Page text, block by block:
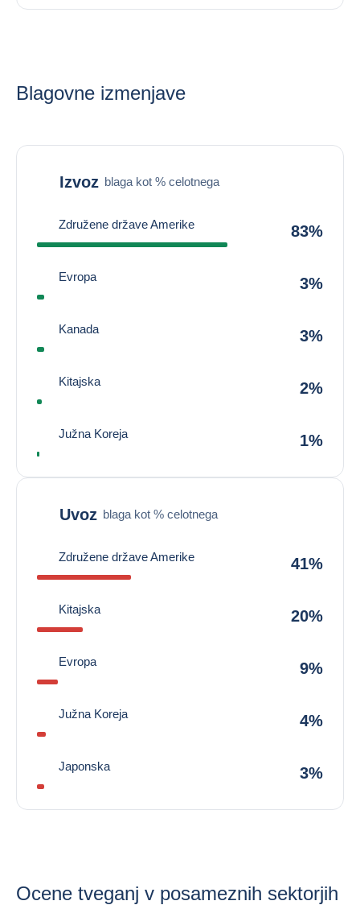
Blagovne izmenjave
Izvoz blaga kot % celotnega
Združene države Amerike 83%
Evropa 3%
Kanada 3%
Kitajska 2%
Južna Koreja 1%
Uvoz blaga kot % celotnega
Združene države Amerike 41%
Kitajska 20%
Evropa 9%
Južna Koreja 4%
Japonska 3%
Ocene tveganj v posameznih sektorjih